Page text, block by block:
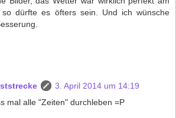
so dürfte es öfters sein. Und ich wünsche
3. April 2014 um 14:19
mal alle "Zeiten" durchleben =P